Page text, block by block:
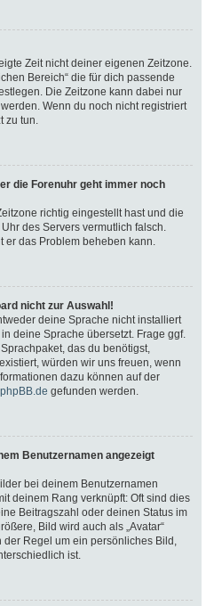
Zeit nicht deiner eigenen Zeitzone.
Bereich“ die für dich passende
Die Zeitzone kann dabei nur
Wenn du noch nicht registriert
zu tun.
die Forenuhr geht immer noch
richtig eingestellt hast und die
des Servers vermutlich falsch.
er das Problem beheben kann.
nicht zur Auswahl!
deine Sprache nicht installiert
deine Sprache übersetzt. Frage ggf.
das du benötigst,
würden wir uns freuen, wenn
dazu können auf der
phpBB.de gefunden werden.
Benutzernamen angezeigt
bei deinem Benutzernamen
deinem Rang verknüpft: Oft sind dies
Beitragszahl oder deinen Status im
Bild wird auch als „Avatar“
Regel um ein persönliches Bild,
ist.